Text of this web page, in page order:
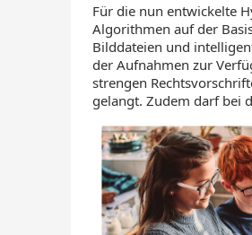
Für die nun entwickelte
Algorithmen auf der
Bilddateien und
der Aufnahmen zur
strengen
gelangt. Zudem darf bei